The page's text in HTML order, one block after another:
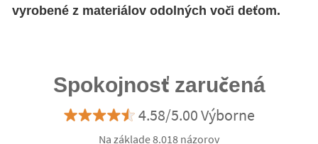
vyrobené z materiálov odolných voči deťom.
Spokojnosť zaručená
4.58/5.00 Výborne
Na základe 8.018 názorov